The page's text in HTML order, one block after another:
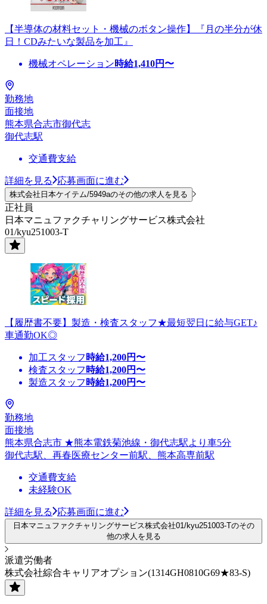
【半導体の材料セット・機械のボタン操作】『月の半分が休
日！CDみたいな製品を加工』
機械オペレーション時給1,410円〜
勤務地
面接地
熊本県合志市御代志
御代志駅
交通費支給
詳細を見る 応募画面に進む
株式会社日本ケイテム/5949aのその他の求人を見る
正社員
日本マニュファクチャリングサービス株式会社
01/kyu251003-T
【履歴書不要】製造・検査スタッフ★最短翌日に給与GET♪
車通勤OK◎
加工スタッフ 時給1,200円〜
検査スタッフ 時給1,200円〜
製造スタッフ 時給1,200円〜
勤務地
面接地
熊本県合志市 ★熊本電鉄菊池線・御代志駅より車5分
御代志駅、再春医療センター前駅、熊本高専前駅
交通費支給
未経験OK
詳細を見る 応募画面に進む
日本マニュファクチャリングサービス株式会社01/kyu251003-Tのその
他の求人を見る
派遣労働者
株式会社綜合キャリアオプション(1314GH0810G69★83-S)